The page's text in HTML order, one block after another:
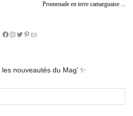
Promenade en terre camarguaise ...
Facebook
Instagram
Twitter
Pinterest
E-
nouveautés du Mag’ ✨